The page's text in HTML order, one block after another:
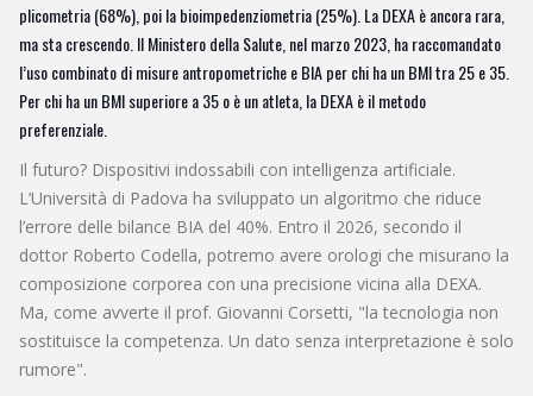
plicometria (68%), poi la bioimpedenziometria (25%). La DEXA è ancora rara,
ma sta crescendo. Il Ministero della Salute, nel marzo 2023, ha raccomandato
l’uso combinato di misure antropometriche e BIA per chi ha un BMI tra 25 e 35.
Per chi ha un BMI superiore a 35 o è un atleta, la DEXA è il metodo
preferenziale.
Il futuro? Dispositivi indossabili con intelligenza artificiale.
L’Università di Padova ha sviluppato un algoritmo che riduce
l’errore delle bilance BIA del 40%. Entro il 2026, secondo il
dottor Roberto Codella, potremo avere orologi che misurano la
composizione corporea con una precisione vicina alla DEXA.
Ma, come avverte il prof. Giovanni Corsetti, "la tecnologia non
sostituisce la competenza. Un dato senza interpretazione è solo
rumore".